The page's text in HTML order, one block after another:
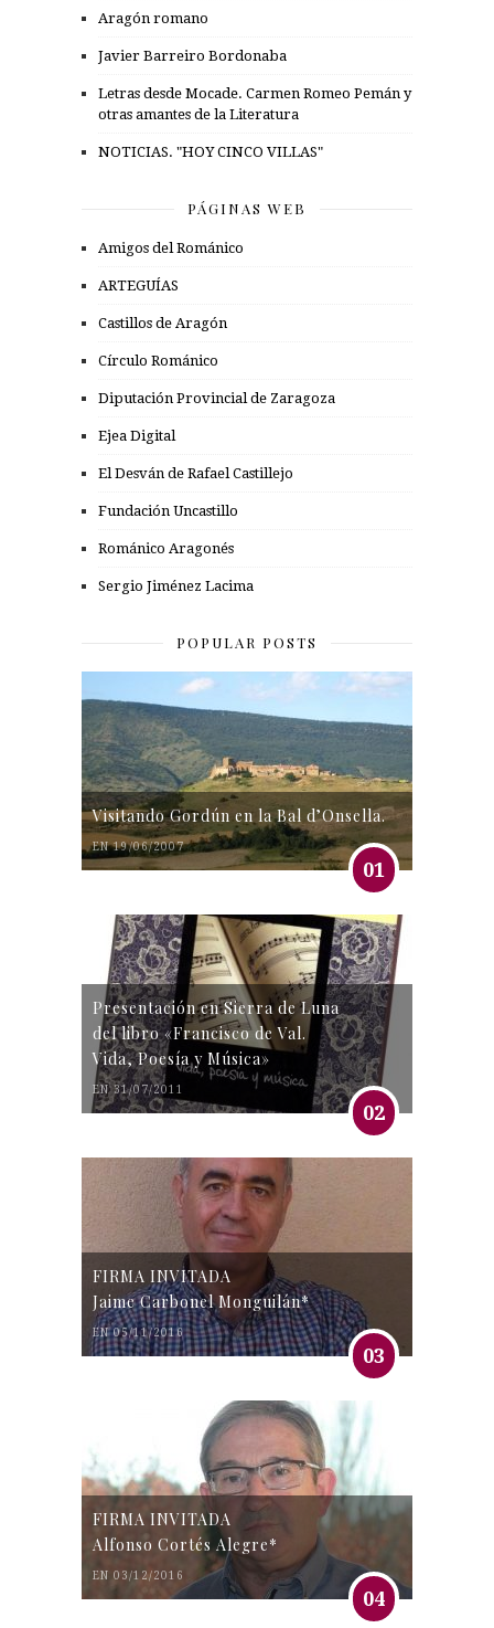
Aragón romano
Javier Barreiro Bordonaba
Letras desde Mocade. Carmen Romeo Pemán y
otras amantes de la Literatura
NOTICIAS. "HOY CINCO VILLAS"
PÁGINAS WEB
Amigos del Románico
ARTEGUÍAS
Castillos de Aragón
Círculo Románico
Diputación Provincial de Zaragoza
Ejea Digital
El Desván de Rafael Castillejo
Fundación Uncastillo
Románico Aragonés
Sergio Jiménez Lacima
POPULAR POSTS
Visitando Gordún en la Bal d’Onsella.
EN 19/06/2007
01
Presentación en Sierra de Luna
del libro «Francisco de Val.
Vida, Poesía y Música»
EN 31/07/2011
02
FIRMA INVITADA
Jaime Carbonel Monguilán*
EN 05/11/2016
03
FIRMA INVITADA
Alfonso Cortés Alegre*
EN 03/12/2016
04